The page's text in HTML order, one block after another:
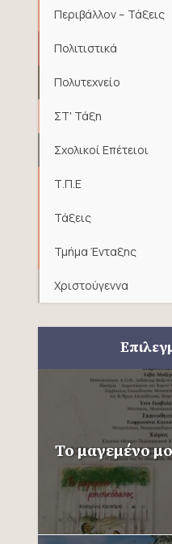
Περιβάλλον – Τάξεις
Πολιτιστικά
Πολυτεχνείο
ΣΤ' Τάξη
Σχολικοί Επέτειοι
Τ.Π.Ε
Τάξεις
Τμήμα Ένταξης
Χριστούγεννα
Το μαγεμένο